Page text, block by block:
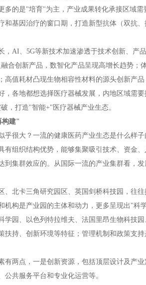
多的是"培育"为主，产业成果转化承接区域
和基因治疗的窗口期，打造新型抗体（双抗
，AI、5G等新技术加速渗透于技术创新、产
合创新产品，数智化产品呈现高增长趋势；
值耗材凸现生物相容性材料的源头创新产品
，各地都想选择医疗器械发展，内地区域需
，打造"智能+"医疗器械产业生态。
构建"
乎很大？一流的健康医药产业生态是什么样子
有组织结构优势，能够集聚吸引技术、资金
到集群效应的。从国际一流的产业集群看，
、北卡三角研究园区、英国剑桥科技园，往
构是产业园的主体和动力，更多呈现出"科
学园、以色列特拉维夫、法国里昂生物科技
扶持、创新环境等特征；管理机制和政策支
有两点，一是创新资源，包括顶层设计及产
公共服务平台和专业化运营等。